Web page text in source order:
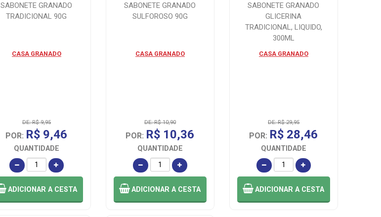
SABONETE GRANADO
TRADICIONAL 90G
CASA GRANADO
DE: R$ 9,95
POR: R$ 9,46
QUANTIDADE
ADICIONARA CESTA
SABONETE GRANADO
SULFOROSO 90G
CASA GRANADO
DE: R$ 10,90
POR: R$ 10,36
QUANTIDADE
ADICIONARA CESTA
SABONETE GRANADO
GLICERINA
TRADICIONAL, LIQUIDO,
300ML
CASA GRANADO
DE: R$ 29,95
POR: R$ 28,46
QUANTIDADE
ADICIONARA CESTA